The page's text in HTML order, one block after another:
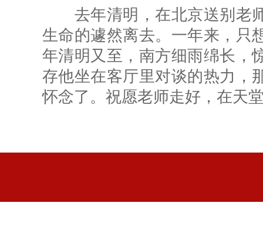
去年清明，在北京送别老
生命的遽然离去。一年来，只
年清明又至，南方细雨绵长，
存他坐在客厅里对谈的热力，
怀念了。祝愿老师走好，在天